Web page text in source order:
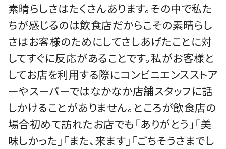
素晴らしさはたくさんあります。その中で私た
ちが感じるのは飲食店だからこその素晴らし
さはお客様のためにしてさしあげたことに対
してすぐに反応があることです。私がお客様と
してお店を利用する際にコンビニエンスストア
ーやスーパーではなかなか店舗スタッフに話
しかけることがありません。ところが飲食店の
場合初めて訪れたお店でも「ありがとう」「美
味しかった」「また、来ます」「ごちそうさまでし